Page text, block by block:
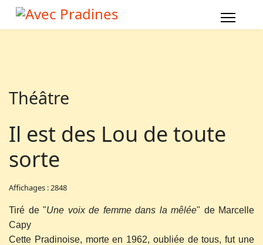
Théâtre
Il est des Lou de toute
sorte
Affichages : 2848
Tiré de "Une voix de femme dans la mêlée" de Marcelle
Capy
Cette Pradinoise, morte en 1962, oubliée de tous, fut une